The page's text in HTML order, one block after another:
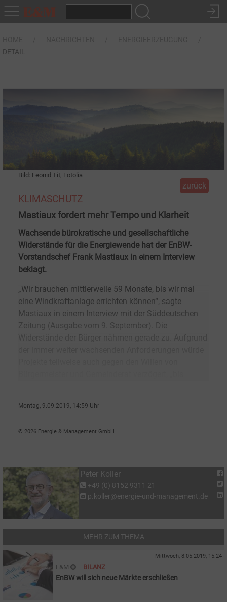
DETAIL
Bild: Leonid Tit, Fotolia
zurück
KLIMASCHUTZ
Mastiaux fordert mehr Tempo und Klarheit
Wachsende bürokratische und gesellschaftliche
Widerstände für die Energiewende hat der EnBW-
Vorstandschef Frank Mastiaux in einem Interview
beklagt.
„Wir brauchen mittlerweile 59 Monate, bis wir mal
eine Windkraftanlage errichten können“, sagte
Mastiaux in einem Interview mit der Süddeutschen
Zeitung (Ausgabe vom 9. September). Die
Montag, 9.09.2019, 14:59 Uhr
© 2026 Energie & Management GmbH
Peter Koller
+49 (0) 8152 9311 21
p.koller@energie-und-management.de
MEHR ZUM THEMA
Mittwoch, 8.05.2019, 15:24
E&M BILANZ
EnBW will sich neue Märkte erschließen